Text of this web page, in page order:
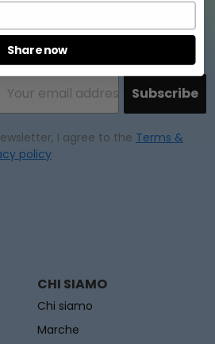
and enjoy exclusive offers,
Subscribe
I agree to the Terms &
policy
CHI SIAMO
Chi siamo
Marche
Share now